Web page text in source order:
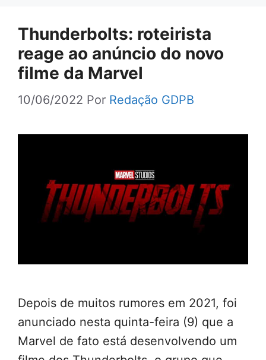
Thunderbolts: roteirista
reage ao anúncio do novo
filme da Marvel
10/06/2022 Por Redação GDPB
Depois de muitos rumores em 2021, foi
anunciado nesta quinta-feira (9) que a
Marvel de fato está desenvolvendo um